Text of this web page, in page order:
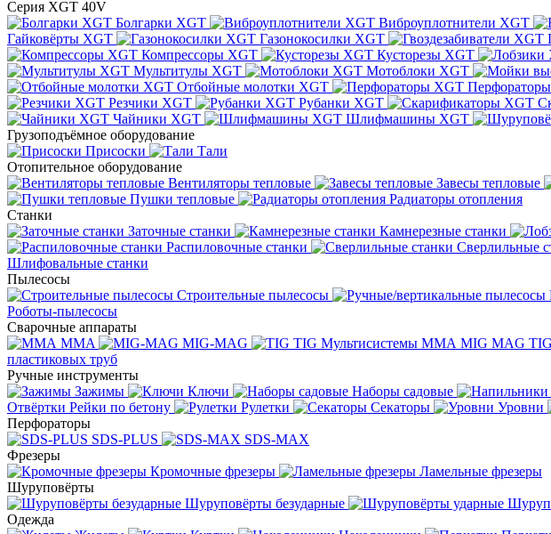
Серия XGT 40V
Болгарки XGT
Виброуплотнители XGT
Гайковёрты XGT
Газонокосилки XGT
Компрессоры XGT
Кусторезы XGT
Мультитулы XGT
Мотоблоки XGT
Отбойные молотки XGT
Резчики XGT
Рубанки XGT
Чайники XGT
Шлифмашины XGT
Грузоподъёмное оборудование
Присоски
Тали
Отопительное оборудование
Вентиляторы тепловые
Завесы тепловые
Пушки тепловые
Радиаторы отопления
Станки
Заточные станки
Камнерезные станки
Распиловочные станки
Сверлильные
Шлифовальные станки
Пылесосы
Строительные пылесосы
Роботы-пылесосы
Сварочные аппараты
MMA
MIG-MAG TIG Мультисистемы ММА MIG MAG TIG
пластиковых труб
Ручные инструменты
Зажимы
Ключи Наборы садовые
Отвёртки Рейки по бетону Рулетки Секаторы Уровни
Перфораторы
SDS-PLUS
SDS-MAX
Фрезеры
Кромочные фрезеры
Ламельные фрезеры
Шуруповёрты
Шуруповёрты безударные
Одежда